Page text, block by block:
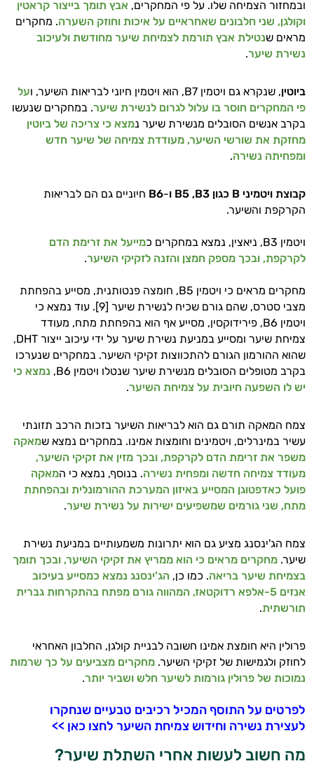
ובמחזור הצמיחה שלו. על פי המחקרים, אבץ תומך בייצור קראטין
וקולגן, שני חלבונים שאחראיים על איכות וחוזק השערה. מחקרים
מראים שנטילת אבץ תורמת לצמיחת שיער מחודשת ולעיכוב
נשירת שיער.
ביוטין, שנקרא גם ויטמין B7, הוא ויטמין חיוני לבריאות השיער, ו
על
פי המחקרים חוסר בו עלול לגרום לנשירת שיער. במחקרים שנעשו
בקרב אנשים הסובלים מנשירת שיער נמצא כי צריכה של ביוטין
מחזקת את שורשי השיער, מעודדת צמיחה של שיער חדש
ומפחיתה נשירה.
קבוצת ויטמיני כגון ו-
B6 חיוניים גם הם לבריאות
הקרקפת והשיער.
ויטמין B3, ניאצין, נמצא במחקרים כ
מייעל את זרימת הדם
לקרקפת, ובכך מספק חמצן והזנה לזקיקי השיער.
מחקרים מראים כי ויטמין B5, חומצה פנטותנית, מסייע בהפחתת
מצבי סטרס, שהם גורם שכיח לנשירת שיער [9]. עוד נמצא כי
ויטמין B6, פירידוקסין, מסייע אף הוא בהפחתת מתח, מעודד
צמיחת שיער ומסייע במניעת נשירת שיער על ידי עיכוב ייצור DHT,
שהוא ההורמון הגורם להתכווצות זקיקי השיער. במחקרים שנערכו
בקרב מטופלים הסובלים מנשירת שיער שנטלו ויטמין B6,
נמצא כי
יש לו השפעה חיובית על צמיחת השיער.
צמח המאקה תורם גם הוא לבריאות השיער בזכות הרכב תזונתי
עשיר במינרלים, ויטמינים וחומצות אמינו. במחקרים נמצא שמאקה
משפר את זרימת הדם לקרקפת, ובכך מזין את זקיקי השיער,
מעודד צמיחה חדשה ומפחית נשירה. בנוסף, נמצא כי המאקה
פועל כאדפטוגן המסייע באיזון המערכת ההורמונלית ובהפחתת
מתח, שני גורמים שמשפיעים ישירות על נשירת שיער.
צמח הג'ינסנג מציע גם הוא יתרונות משמעותיים במניעת נשירת
שיער. מחקרים מראים כי הוא ממריץ את זקיקי השיער, ובכך תומך
בצמיחת שיער בריאה. כמו כן, הג'ינסנג נמצא כמסייע בעיכוב
אנזים 5-אלפא רדוקטאז, המהווה גורם מפתח בהתקרחות גברית
תורשתית.
פרולין היא חומצת אמינו חשובה לבניית קולגן, החלבון האחראי
לחוזק ולגמישות של זקיקי השיער. מחקרים מצביעים על כך שרמות
נמוכות של פרולין גורמות לשיער חלש ושביר יותר.
לפרטים על התוסף המכיל רכיבים טבעיים שנחקרו
לעצירת נשירה וחידוש צמיחת השיער לחצו כאן >>
מה חשוב לעשות אחרי השתלת שיער?
אני כאן כדי לעזור לך להתאים את תוספי
התזונה ומוצרי הבריאות המדויקים למטרות
ולמצב הגופני שלך, ולהסביר לך אילו רכיבים
יום וגם בתחום הכושר והספורט.
המטרה שלי היא להתאים עבורך המלצות
אישיות מבוססות מדעית.